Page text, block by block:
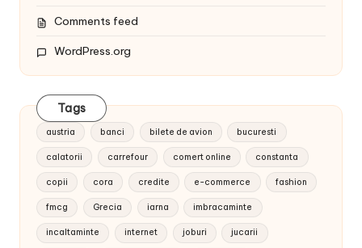
Comments feed
WordPress.org
Tags
austria banci bilete de avion bucuresti
calatorii carrefour comert online constanta
copii cora credite e-commerce fashion
fmcg Grecia iarna imbracaminte
incaltaminte internet joburi jucarii